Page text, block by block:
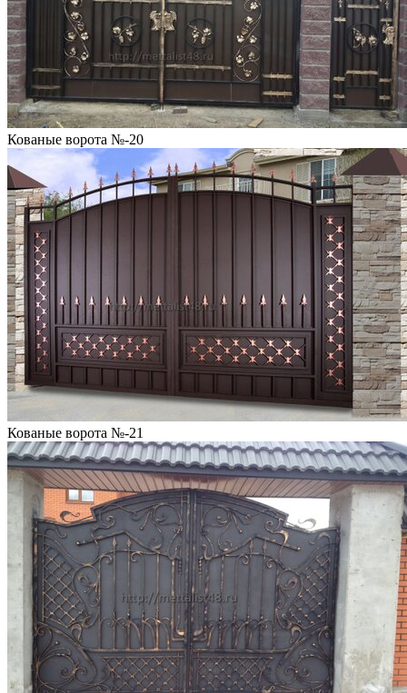
Кованые ворота №-20
Кованые ворота №-21